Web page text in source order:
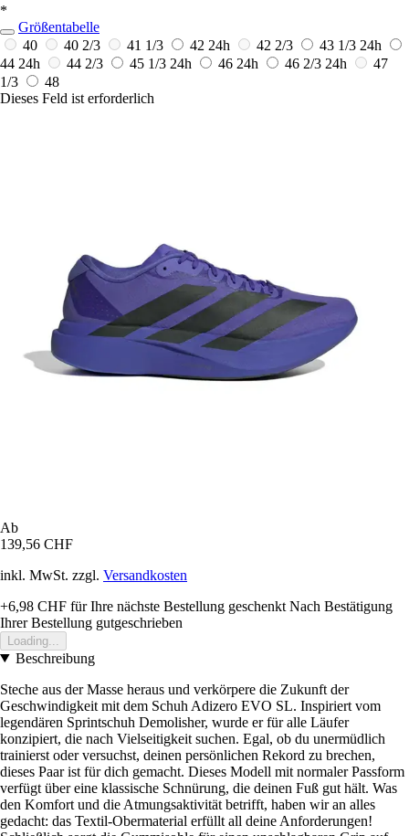
*
Größentabelle
40
40 2/3 41 1/3 42 24h 42 2/3 43 1/3 24h
44 24h 44 2/3 45 1/3 24h 46 24h 46 2/3 24h
47
1/3
48
Dieses Feld ist erforderlich
Ab
139,56 CHF
inkl. MwSt. zzgl. Versandkosten
+6,98 CHF für Ihre nächste Bestellung geschenkt Nach Bestätigung
Ihrer Bestellung gutgeschrieben
Loading...
Beschreibung
Steche aus der Masse heraus und verkörpere die Zukunft der
Geschwindigkeit mit dem Schuh Adizero EVO SL. Inspiriert vom
legendären Sprintschuh Demolisher, wurde er für alle Läufer
konzipiert, die nach Vielseitigkeit suchen. Egal, ob du unermüdlich
trainierst oder versuchst, deinen persönlichen Rekord zu brechen,
dieses Paar ist für dich gemacht. Dieses Modell mit normaler Passform
verfügt über eine klassische Schnürung, die deinen Fuß gut hält. Was
den Komfort und die Atmungsaktivität betrifft, haben wir an alles
gedacht: das Textil-Obermaterial erfüllt all deine Anforderungen!